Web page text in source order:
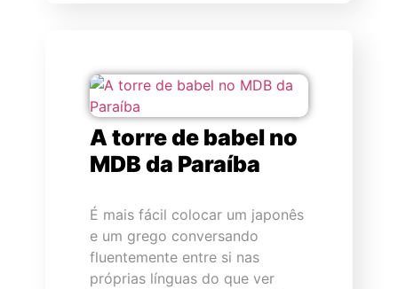
A torre de babel no
MDB da Paraíba
É mais fácil colocar um japonês
e um grego conversando
fluentemente entre si nas
próprias línguas do que ver